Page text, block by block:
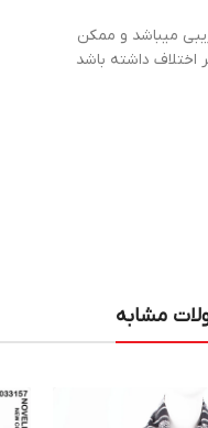
میباشد و ممکن
مشابه